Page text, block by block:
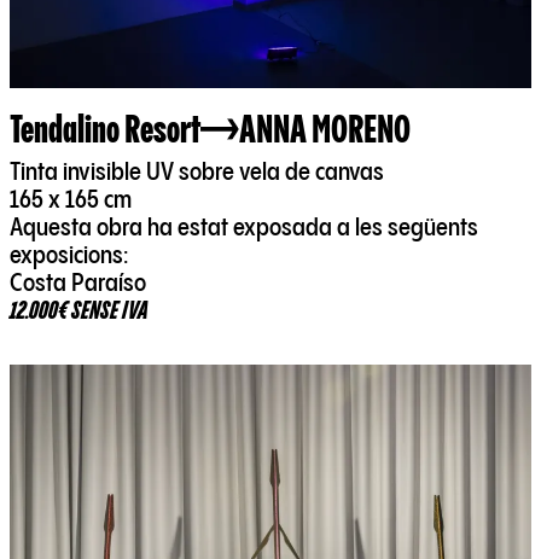
Tendalino Resort ANNA MORENO
Tinta invisible UV sobre vela de canvas
165 x 165 cm
Aquesta obra ha estat exposada a les següents
exposicions:
Costa Paraíso
12.000€ SENSE IVA